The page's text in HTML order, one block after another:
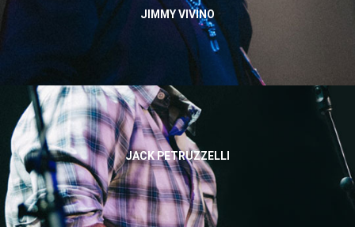
JIMMY VIVINO
JACK PETRUZZELLI